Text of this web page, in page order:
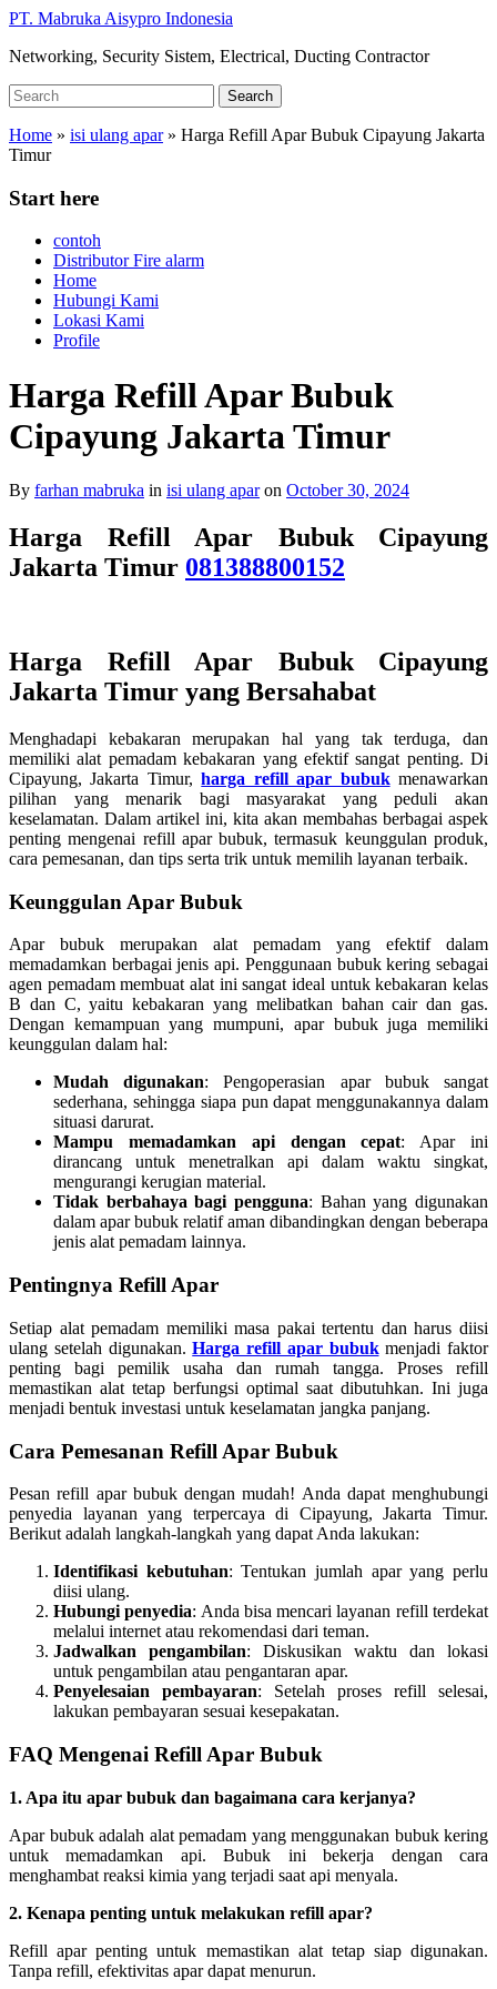
Skip
main
PT. Mabruka Aisypro Indonesia
Networking, Security Sistem, Electrical, Ducting Contractor
Search
for:
Search
Home » isi ulang apar» Harga Refill Apar Bubuk Cipayung Jakarta
Timur
Start here
contoh
Distributor Fire alarm
Home
Hubungi Kami
Lokasi Kami
Profile
Harga Refill Apar Bubuk
Cipayung Jakarta Timur
By farhan mabruka in isi ulang aparon October 30, 2024
Harga Refill Apar Bubuk Cipayung
Jakarta Timur 081388800152
Harga Refill Apar Bubuk Cipayung
Jakarta Timur yang Bersahabat
Menghadapi kebakaran merupakan hal yang tak terduga, dan
memiliki alat pemadam kebakaran yang efektif sangat penting. Di
Cipayung, Jakarta Timur,harga refill apar bubukmenawarkan
pilihan yang menarik bagi masyarakat yang peduli akan
keselamatan. Dalam artikel ini, kita akan membahas berbagai aspek
penting mengenai refill apar bubuk, termasuk keunggulan produk,
cara pemesanan, dan tips serta trik untuk memilih layanan terbaik.
Keunggulan Apar Bubuk
Apar bubuk merupakan alat pemadam yang efektif dalam
memadamkan berbagai jenis api. Penggunaan bubuk kering sebagai
agen pemadam membuat alat ini sangat ideal untuk kebakaran kelas
B dan C, yaitu kebakaran yang melibatkan bahan cair dan gas.
Dengan kemampuan yang mumpuni, apar bubuk juga memiliki
keunggulan dalam hal:
Mudah digunakan: Pengoperasian apar bubuk sangat
sederhana, sehingga siapa pun dapat menggunakannya dalam
situasi darurat.
Mampu memadamkan api dengan cepat: Apar ini
dirancang untuk menetralkan api dalam waktu singkat,
mengurangi kerugian material.
Tidak berbahaya bagi pengguna: Bahan yang digunakan
dalam apar bubuk relatif aman dibandingkan dengan beberapa
jenis alat pemadam lainnya.
Pentingnya Refill Apar
Setiap alat pemadam memiliki masa pakai tertentu dan harus diisi
ulang setelah digunakan.Harga refill apar bubukmenjadi faktor
penting bagi pemilik usaha dan rumah tangga. Proses refill
memastikan alat tetap berfungsi optimal saat dibutuhkan. Ini juga
menjadi bentuk investasi untuk keselamatan jangka panjang.
Cara Pemesanan Refill Apar Bubuk
Pesan refill apar bubuk dengan mudah! Anda dapat menghubungi
penyedia layanan yang terpercaya di Cipayung, Jakarta Timur.
Berikut adalah langkah-langkah yang dapat Anda lakukan:
Identifikasi kebutuhan: Tentukan jumlah apar yang perlu
diisi ulang.
Hubungi penyedia: Anda bisa mencari layanan refill terdekat
melalui internet atau rekomendasi dari teman.
Jadwalkan pengambilan: Diskusikan waktu dan lokasi
untuk pengambilan atau pengantaran apar.
Penyelesaian pembayaran: Setelah proses refill selesai,
lakukan pembayaran sesuai kesepakatan.
FAQ Mengenai Refill Apar Bubuk
1. Apa itu apar bubuk dan bagaimana cara kerjanya?
Apar bubuk adalah alat pemadam yang menggunakan bubuk kering
untuk memadamkan api. Bubuk ini bekerja dengan cara
menghambat reaksi kimia yang terjadi saat api menyala.
2. Kenapa penting untuk melakukan refill apar?
Refill apar penting untuk memastikan alat tetap siap digunakan.
Tanpa refill, efektivitas apar dapat menurun.